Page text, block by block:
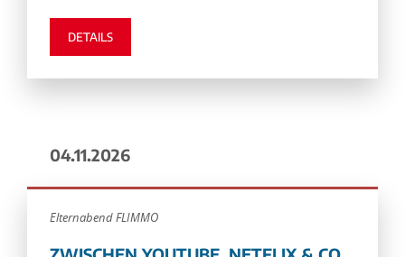
DETAILS
04.11.2026
Elternabend FLIMMO